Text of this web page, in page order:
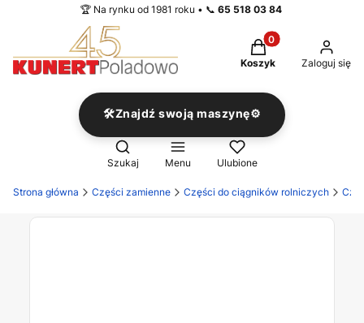
🏆 Na rynku od 1981 roku • 📞 65 518 03 84
Produkty w
Koszyk Zaloguj się
🛠️Znajdź swoją maszynę⚙️
Otwórz wyszukiwarkę
Szukaj Menu Ulubione
Strona główna Części zamienne Części do ciągników rolniczych